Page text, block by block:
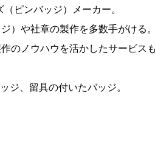
ピンバッジ）メーカー。
）や社章の製作を多数手がける
のノウハウを活かしたサービス
ジ、留具の付いたバッジ。